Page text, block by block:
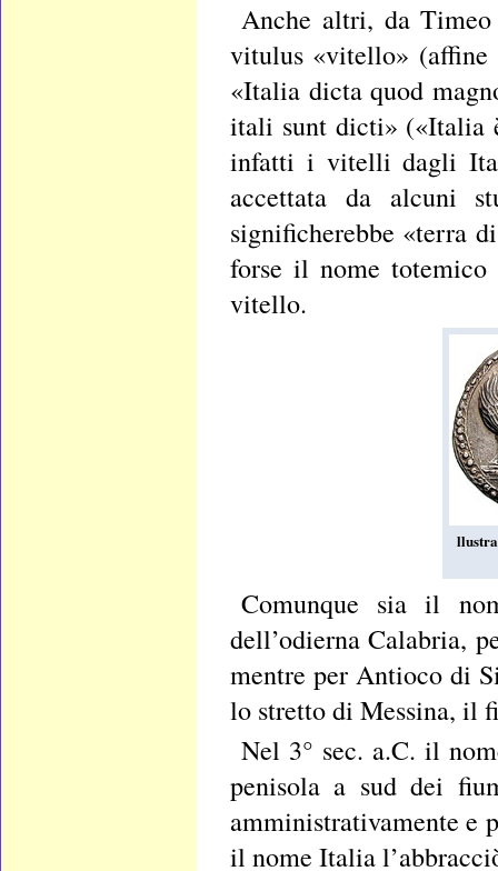
Anche altri, da
vitulus «vitello» (affine
«Italia dicta quod
itali sunt dicti» («Italia
infatti i vitelli dagli
accettata da alcuni
significherebbe «terra
forse il nome
vitello.
Comunque sia il
dell’odierna Calabria,
mentre per Antioco di
lo stretto di Messina, il
Nel 3° sec. a.C. il
penisola a sud dei
amministrativamente e
il nome Italia